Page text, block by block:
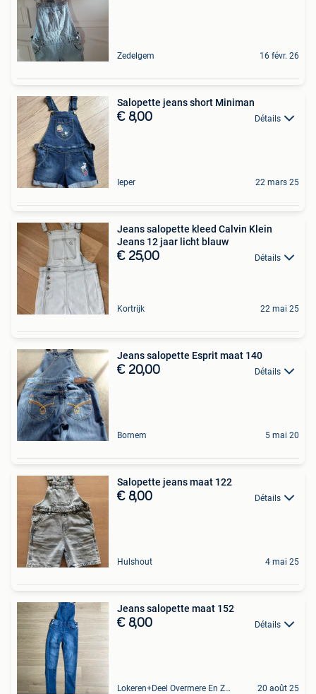
Zedelgem 16 févr. 26
Salopette jeans short Miniman
€ 8,00 Détails
Ieper 22 mars 25
Jeans salopette kleed Calvin Klein
Jeans 12 jaar licht blauw
€ 25,00 Détails
Kortrijk 22 mai 25
Jeans salopette Esprit maat 140
€ 20,00 Détails
Bornem 5 mai 20
Salopette jeans maat 122
€ 8,00 Détails
Hulshout 4 mai 25
Jeans salopette maat 152
€ 8,00 Détails
Lokeren+Deel Overmere En Zele 20 août 25